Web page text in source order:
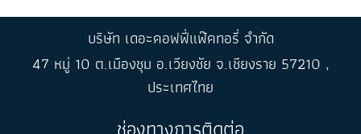
บริษัท เดอะคอฟฟี่แฟ๊คทอรี่ จำกัด
47 หมู่ 10 ต.เมืองชุม อ.เวียงชัย จ.เชียงราย 57210 ,
ประเทศไทย